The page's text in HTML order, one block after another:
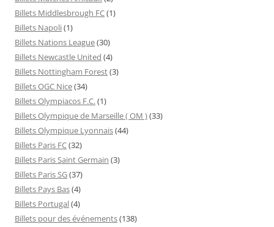
Billets Middlesbrough FC(1)
Billets Napoli(1)
Billets Nations League(30)
Billets Newcastle United (4)
Billets Nottingham Forest(3)
Billets OGC Nice(34)
Billets Olympiacos F.C.(1)
Billets Olympique de Marseille ( OM )(33)
Billets Olympique Lyonnais(44)
Billets Paris FC(32)
Billets Paris Saint Germain (3)
Billets Paris SG(37)
Billets Pays Bas(4)
Billets Portugal(4)
Billets pour des événements(138)